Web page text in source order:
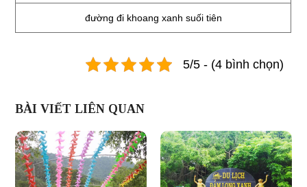
đường đi khoang xanh suối tiên
5/5 - (4 bình chọn)
BÀI VIẾT LIÊN QUAN